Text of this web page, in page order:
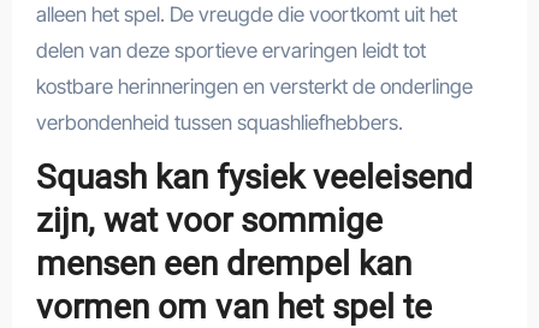
alleen het spel. De vreugde die voortkomt uit het
delen van deze sportieve ervaringen leidt tot
kostbare herinneringen en versterkt de onderlinge
verbondenheid tussen squashliefhebbers.
Squash kan fysiek veeleisend
zijn, wat voor sommige
mensen een drempel kan
vormen om van het spel te